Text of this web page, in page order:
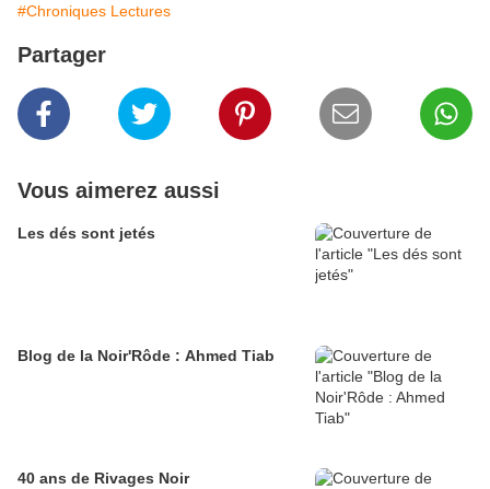
#Chroniques Lectures
Partager
Vous aimerez aussi
Les dés sont jetés
Blog de la Noir'Rôde : Ahmed Tiab
40 ans de Rivages Noir